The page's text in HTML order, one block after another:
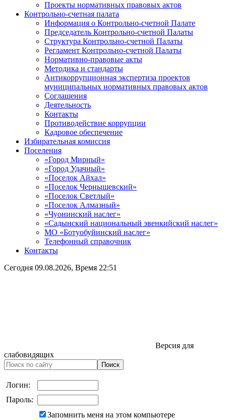
Проекты нормативных правовых актов
Контрольно-счетная палата
Информация о Контрольно-счетной Палате
Председатель Контрольно-счетной Палаты
Структура Контрольно-счетной Палаты
Регламент Контрольно-счетной Палаты
Нормативно-правовые акты
Методика и стандарты
Антикоррупционная экспертиза проектов
муниципальных нормативных правовых актов
Соглашения
Деятельность
Контакты
Противодействие коррупции
Кадровое обеспечение
Избирательная комиссия
Поселения
«Город Мирный»
«Город Удачный»
«Поселок Айхал»
«Поселок Чернышевский»
«Поселок Светлый»
«Поселок Алмазный»
«Чуонинский наслег»
«Садынский национальный эвенкийский наслег»
МО «Ботуобуйинский наслег»
Телефонный справочник
Контакты
Сегодня 09.08.2026, Время 22:51
Версия для
слабовидящих
Логин:
Пароль:
Запомнить меня на этом компьютере